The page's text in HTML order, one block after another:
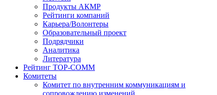
Продукты АКМР
Рейтинги компаний
Карьера/Волонтеры
Образовательный проект
Подрядчики
Аналитика
Литература
Рейтинг TOP-COMM
Комитеты
Комитет по внутренним коммуникациям и
сопровождению изменений